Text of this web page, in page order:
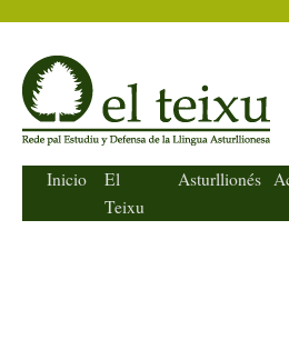
El Teixu
Inicio
El
Teixu
Asturllionés